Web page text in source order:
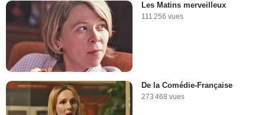
Les Matins merveilleux
111 256 vues
De la Comédie-Française
273 468 vues